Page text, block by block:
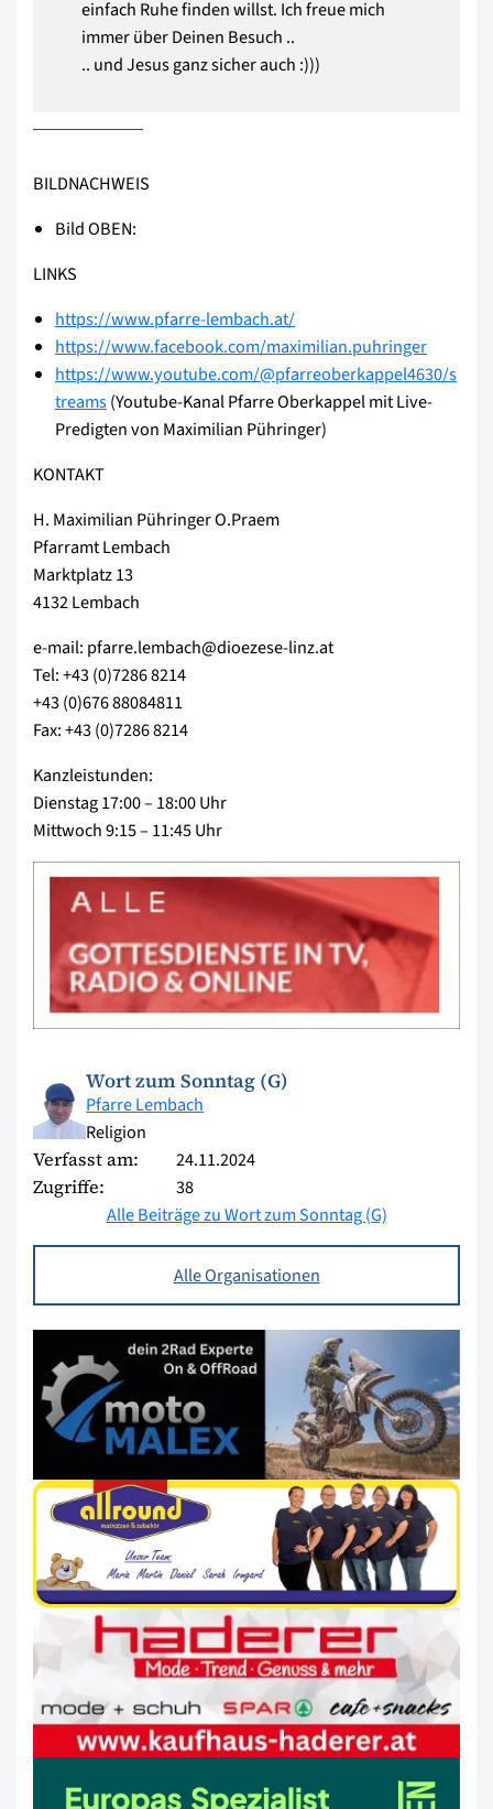
einfach Ruhe finden willst. Ich freue mich
immer über Deinen Besuch ..
.. und Jesus ganz sicher auch :)))
BILDNACHWEIS
Bild OBEN:
LINKS
https://www.pfarre-lembach.at/
https://www.facebook.com/maximilian.puhringer
https://www.youtube.com/@pfarreoberkappel4630/s
treams(Youtube-Kanal Pfarre Oberkappel mit Live-
Predigten von Maximilian Pühringer)
KONTAKT
H. Maximilian Pühringer O.Praem
Pfarramt Lembach
Marktplatz 13
4132 Lembach
e-mail: pfarre.lembach@dioezese-linz.at
Tel: +43 (0)7286 8214
+43 (0)676 88084811
Fax: +43 (0)7286 8214
Kanzleistunden:
Dienstag 17:00 – 18:00 Uhr
Mittwoch 9:15 – 11:45 Uhr
Wort zum Sonntag (G)
Pfarre Lembach
Religion
Verfasst am: 24.11.2024
Zugriffe:
38
Alle Beiträge zu Wort zum Sonntag (G)
Alle Organisationen